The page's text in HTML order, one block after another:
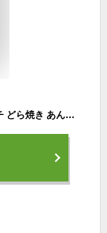
【お得なセット／あん10個】定番♪プレミアムリッチ どら焼き あんたっぷりどら10個入 送料無料（北海道・沖縄・一部地域を除く）│ 和菓子 御供 お取り寄せ あんこ どら焼き ギフト 名古屋 詰め合わせ 父の日 母の日